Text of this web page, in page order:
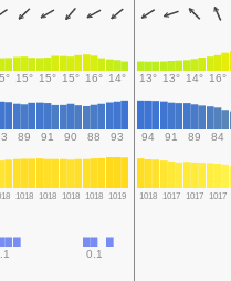
15° 15° 15° 16° 14° 13° 13° 14° 16°
89 91 90 88 93 94 91 89 84
1018 1018 1018 1018 1019 1018 1017 1017 1017
0.1